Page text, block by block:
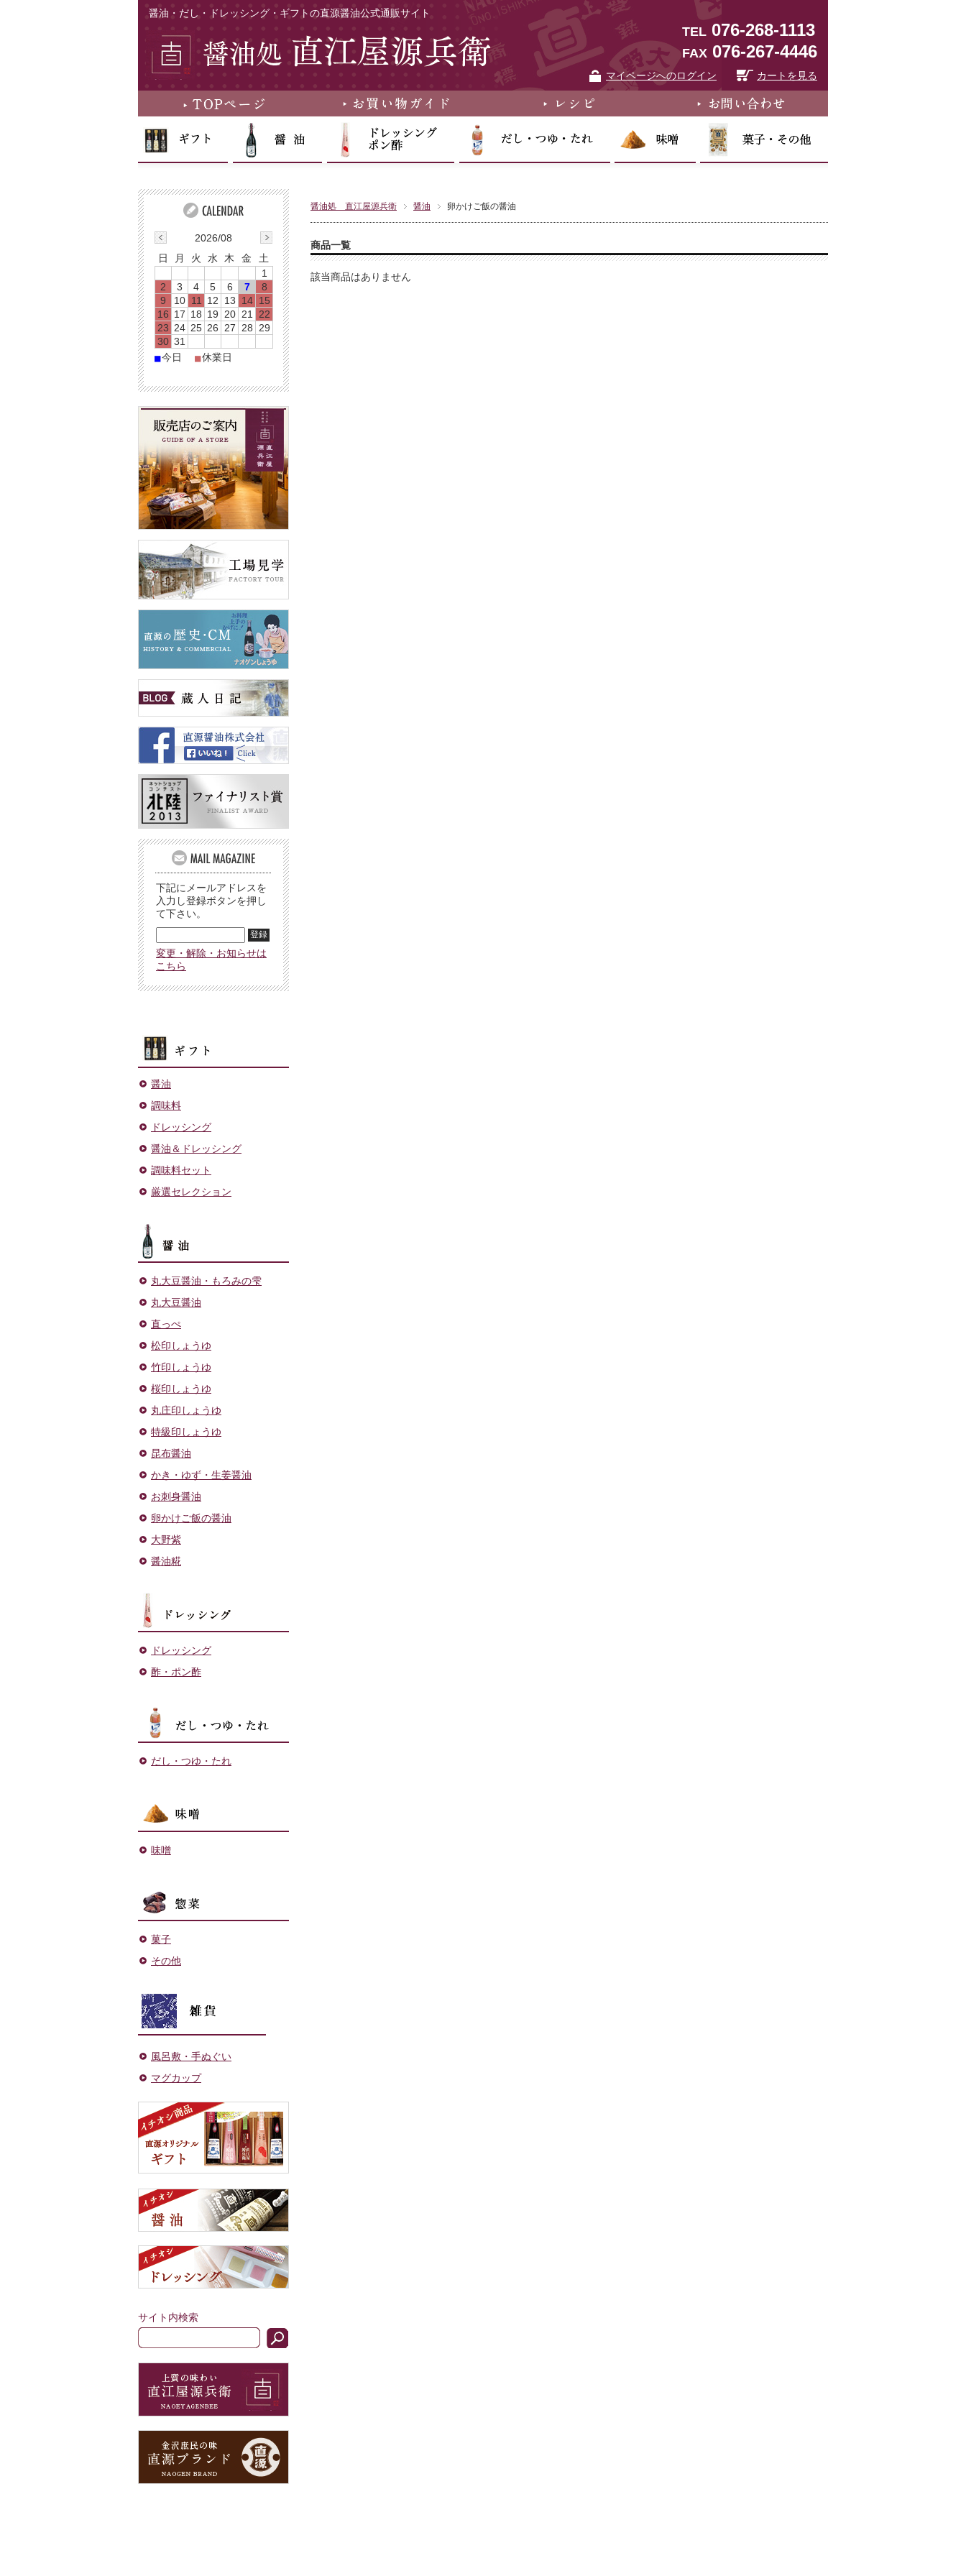
醤油・だし・ドレッシング・ギフトの直源醤油公式通販サイト
TEL 076-268-1113
FAX 076-267-4446
マイページへのログイン カートを見る
醤油処 直江屋源兵衛 醤油 卵かけご飯の醤油
商品一覧
該当商品はありません
2026/08
日
月 火 水 木 金
土
1
2
3 4 5 6 7
8
9
10 11 12 13 14 15
16 17 18 19 20 21
22
23 24 25 26 27 28
29
30 31
■今日 ■休業日
下記にメールアドレスを
入力し登録ボタンを押し
て下さい。
変更・解除・お知らせは
こちら
醤油
調味料
ドレッシング
醤油＆ドレッシング
調味料セット
厳選セレクション
丸大豆醤油・もろみの雫
丸大豆醤油
直っぺ
松印しょうゆ
竹印しょうゆ
桜印しょうゆ
丸庄印しょうゆ
特級印しょうゆ
昆布醤油
かき・ゆず・生姜醤油
お刺身醤油
卵かけご飯の醤油
大野紫
醤油糀
ドレッシング
酢・ポン酢
だし・つゆ・たれ
味噌
菓子
その他
風呂敷・手ぬぐい
マグカップ
サイト内検索